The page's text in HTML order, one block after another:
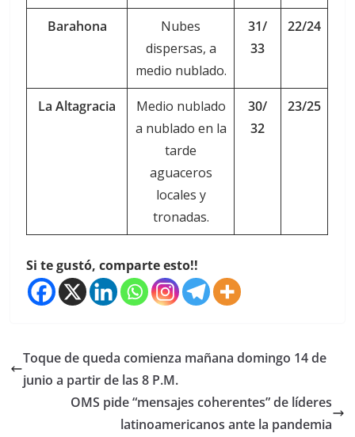
Barahona
Nubes
dispersas, a
medio nublado.
31/
33
22/24
La Altagracia
Medio nublado
a nublado en la
tarde
aguaceros
locales y
tronadas.
30/
32
23/25
Si te gustó, comparte esto!!
Toque de queda comienza mañana domingo 14 de
junio a partir de las 8 P.M.
OMS pide “mensajes coherentes” de líderes
latinoamericanos ante la pandemia